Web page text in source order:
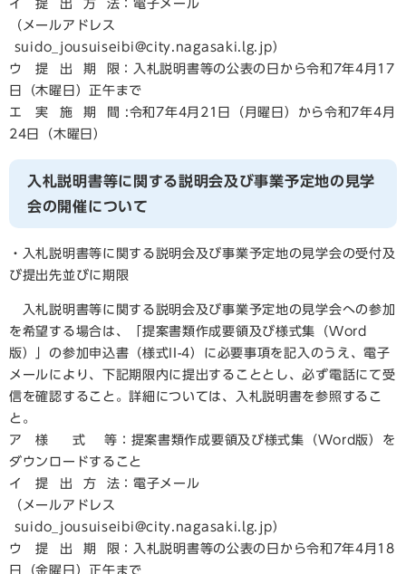
イ 提 出 方 法：電子メール
（メールアドレス
suido_jousuiseibi@city.nagasaki.lg.jp）
ウ 提 出 期 限：入札説明書等の公表の日から令和7年4月17
日（木曜日）正午まで
エ 実 施 期 間 :令和7年4月21日（月曜日）から令和7年4月
24日（木曜日）
入札説明書等に関する説明会及び事業予定地の見学
会の開催について
・入札説明書等に関する説明会及び事業予定地の見学会の受付及
び提出先並びに期限
入札説明書等に関する説明会及び事業予定地の見学会への参加
を希望する場合は、「提案書類作成要領及び様式集（Word
版）」の参加申込書（様式II-4）に必要事項を記入のうえ、電子
メールにより、下記期限内に提出することとし、必ず電話にて受
信を確認すること。詳細については、入札説明書を参照するこ
と。
ア 様 式 等：提案書類作成要領及び様式集（Word版）を
ダウンロードすること
イ 提 出 方 法：電子メール
（メールアドレス
suido_jousuiseibi@city.nagasaki.lg.jp）
ウ 提 出 期 限：入札説明書等の公表の日から令和7年4月18
日（金曜日）正午まで